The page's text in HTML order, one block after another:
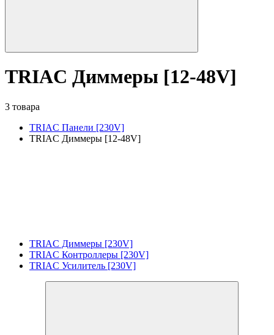
TRIAC Диммеры [12-48V]
3 товара
TRIAC Панели [230V]
TRIAC Диммеры [12-48V]
TRIAC Диммеры [230V]
TRIAC Контроллеры [230V]
TRIAC Усилитель [230V]